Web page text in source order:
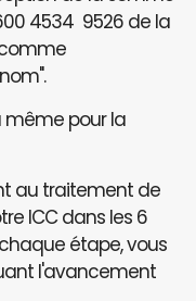
4534 9526 de la
pour la
au traitement de
ICC dans les 6
étape, vous
l'avancement